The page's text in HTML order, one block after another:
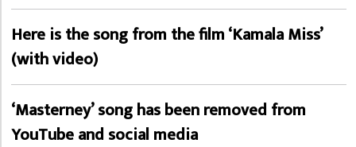
Here is the song from the film ‘Kamala Miss’
(with video)
‘Masterney’ song has been removed from
YouTube and social media